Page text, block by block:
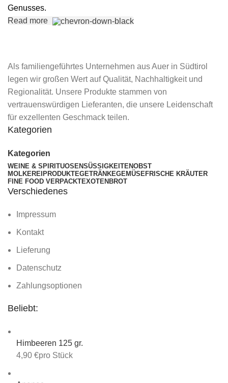
Genusses.
Read more
Als familiengeführtes Unternehmen aus Auer in Südtirol
legen wir großen Wert auf Qualität, Nachhaltigkeit und
Regionalität. Unsere Produkte stammen von
vertrauenswürdigen Lieferanten, die unsere Leidenschaft
für exzellenten Geschmack teilen.
Kategorien
Kategorien
WEINE & SPIRITUOSENSÜSSIGKEITENOBST
MOLKEREIPRODUKTEGETRÄNKEGEMÜSEFRISCHE KRÄUTER
FINE FOOD VERPACKTEXOTEN BROT
Verschiedenes
Impressum
Kontakt
Lieferung
Datenschutz
Zahlungsoptionen
Beliebt:
Himbeeren 125 gr.
4,90 €pro Stück